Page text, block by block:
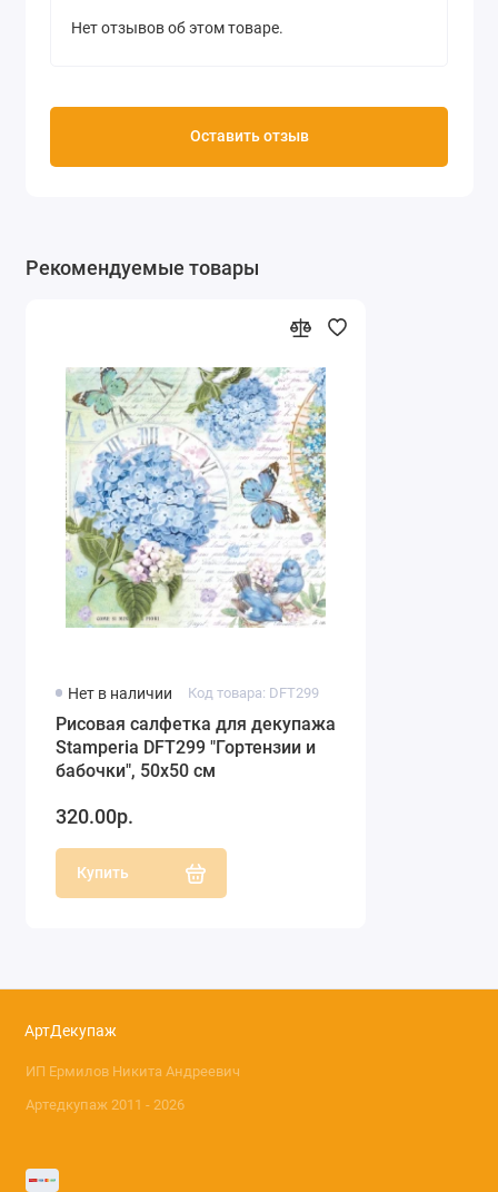
Нет отзывов об этом товаре.
Оставить отзыв
Рекомендуемые товары
Нет в наличии Код товара: DFT299
Рисовая салфетка для декупажа
Stamperia DFT299 "Гортензии и
бабочки", 50х50 см
320.00р.
Купить
АртДекупаж
ИП Ермилов Никита Андреевич
Артедкупаж 2011 - 2026